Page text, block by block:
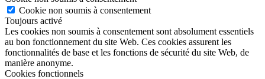
Cookie non soumis à consentement
Toujours activé
Les cookies non soumis à consentement sont absolument essentiels
au bon fonctionnement du site Web. Ces cookies assurent les
fonctionnalités de base et les fonctions de sécurité du site Web, de
manière anonyme.
Cookies fonctionnels